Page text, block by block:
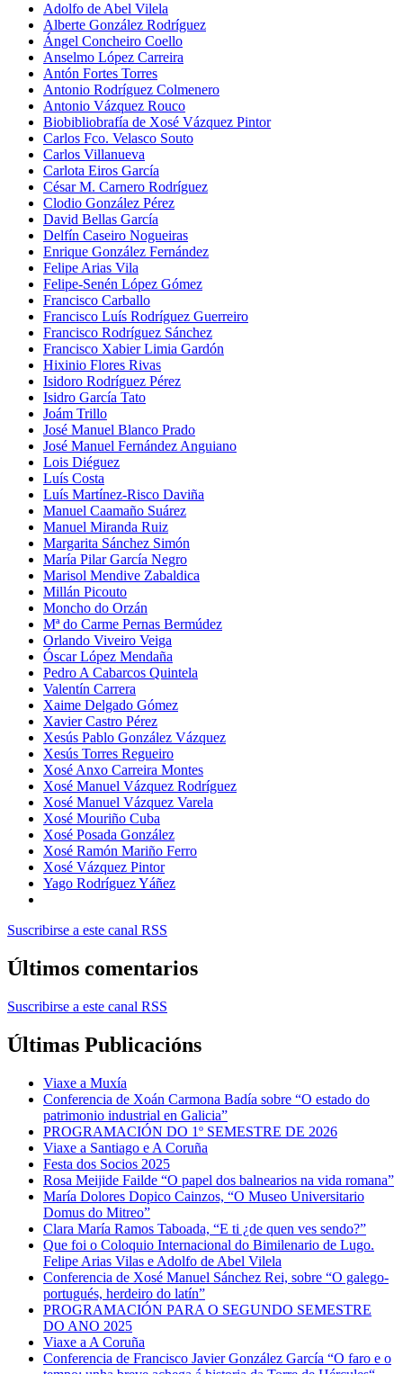
Adolfo de Abel Vilela
Alberte González Rodríguez
Ángel Concheiro Coello
Anselmo López Carreira
Antón Fortes Torres
Antonio Rodríguez Colmenero
Antonio Vázquez Rouco
Biobibliobrafía de Xosé Vázquez Pintor
Carlos Fco. Velasco Souto
Carlos Villanueva
Carlota Eiros García
César M. Carnero Rodríguez
Clodio González Pérez
David Bellas García
Delfín Caseiro Nogueiras
Enrique González Fernández
Felipe Arias Vila
Felipe-Senén López Gómez
Francisco Carballo
Francisco Luís Rodríguez Guerreiro
Francisco Rodríguez Sánchez
Francisco Xabier Limia Gardón
Hixinio Flores Rivas
Isidoro Rodríguez Pérez
Isidro García Tato
Joám Trillo
José Manuel Blanco Prado
José Manuel Fernández Anguiano
Lois Diéguez
Luís Costa
Luís Martínez-Risco Daviña
Manuel Caamaño Suárez
Manuel Miranda Ruiz
Margarita Sánchez Simón
María Pilar García Negro
Marisol Mendive Zabaldica
Millán Picouto
Moncho do Orzán
Mª do Carme Pernas Bermúdez
Orlando Viveiro Veiga
Óscar López Mendaña
Pedro A Cabarcos Quintela
Valentín Carrera
Xaime Delgado Gómez
Xavier Castro Pérez
Xesús Pablo González Vázquez
Xesús Torres Regueiro
Xosé Anxo Carreira Montes
Xosé Manuel Vázquez Rodríguez
Xosé Manuel Vázquez Varela
Xosé Mouriño Cuba
Xosé Posada González
Xosé Ramón Mariño Ferro
Xosé Vázquez Pintor
Yago Rodríguez Yáñez
Suscribirse a este canal RSS
Últimos comentarios
Suscribirse a este canal RSS
Últimas Publicacións
Viaxe a Muxía
Conferencia de Xoán Carmona Badía sobre “O estado do
patrimonio industrial en Galicia”
PROGRAMACIÓN DO 1º SEMESTRE DE 2026
Viaxe a Santiago e A Coruña
Festa dos Socios 2025
Rosa Meijide Failde “O papel dos balnearios na vida romana”
María Dolores Dopico Cainzos, “O Museo Universitario
Domus do Mitreo”
Clara María Ramos Taboada, “E ti ¿de quen ves sendo?”
Que foi o Coloquio Internacional do Bimilenario de Lugo.
Felipe Arias Vilas e Adolfo de Abel Vilela
Conferencia de Xosé Manuel Sánchez Rei, sobre “O galego-
portugués, herdeiro do latín”
PROGRAMACIÓN PARA O SEGUNDO SEMESTRE
DO ANO 2025
Viaxe a A Coruña
Conferencia de Francisco Javier González García “O faro e o